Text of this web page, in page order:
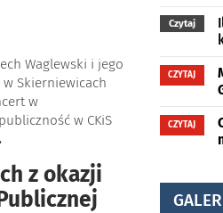
Waglewski i jego
w Skierniewicach
w
w CKiS
z okazji
Czytaj
CZYTAJ
CZYTAJ